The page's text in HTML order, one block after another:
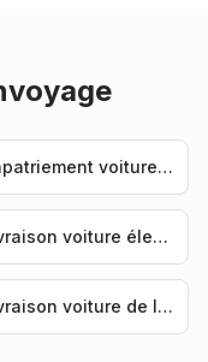
Rapatriement voiture Nantes
Livraison voiture électrique Nantes
Livraison voiture de luxe Nantes